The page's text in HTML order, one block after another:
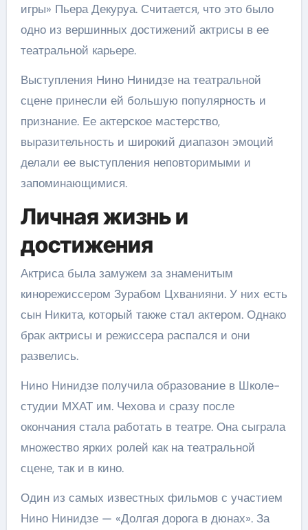
игры» Пьера Декуруа. Считается, что это было
одно из вершинных достижений актрисы в ее
театральной карьере.
Выступления Нино Нинидзе на театральной
сцене принесли ей большую популярность и
признание. Ее актерское мастерство,
выразительность и широкий диапазон эмоций
делали ее выступления неповторимыми и
запоминающимися.
Личная жизнь и
достижения
Актриса была замужем за знаменитым
кинорежиссером Зурабом Цхванияни. У них есть
сын Никита, который также стал актером. Однако
брак актрисы и режиссера распался и они
развелись.
Нино Нинидзе получила образование в Школе-
студии МХАТ им. Чехова и сразу после
окончания стала работать в театре. Она сыграла
множество ярких ролей как на театральной
сцене, так и в кино.
Один из самых известных фильмов с участием
Нино Нинидзе — «Долгая дорога в дюнах». За